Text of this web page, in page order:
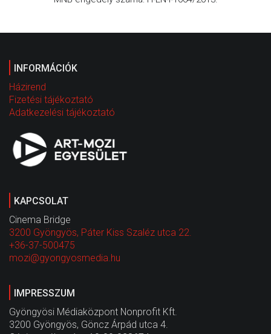
INFORMÁCIÓK
Házirend
Fizetési tájékoztató
Adatkezelési tájékoztató
KAPCSOLAT
Cinema Bridge
3200 Gyöngyös, Páter Kiss Szaléz utca 22.
+36-37-500475
mozi@gyongyosmedia.hu
IMPRESSZUM
Gyöngyösi Médiaközpont Nonprofit Kft.
3200 Gyöngyös, Göncz Árpád utca 4.